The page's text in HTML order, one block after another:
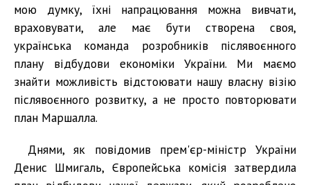
мою думку, їхні напрацювання можна вивчати,
враховувати, але має бути створена своя,
українська команда розробників післявоєнного
плану відбудови економіки України. Ми маємо
знайти можливість відстоювати нашу власну візію
післявоєнного розвитку, а не просто повторювати
план Маршалла.
Днями, як повідомив прем'єр-міністр України
Денис Шмигаль, Європейська комісія затвердила